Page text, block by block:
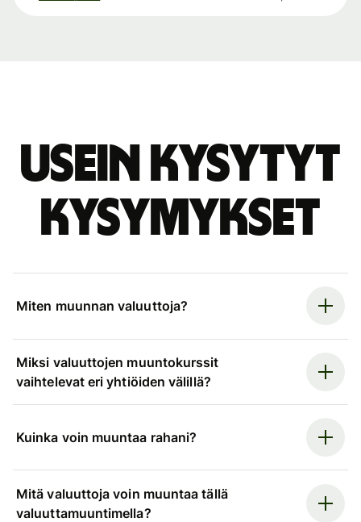
Usein kysytyt
kysymykset
Miten muunnan valuuttoja?
Miksi valuuttojen muuntokurssit
vaihtelevat eri yhtiöiden välillä?
Kuinka voin muuntaa rahani?
Mitä valuuttoja voin muuntaa tällä
valuuttamuuntimella?